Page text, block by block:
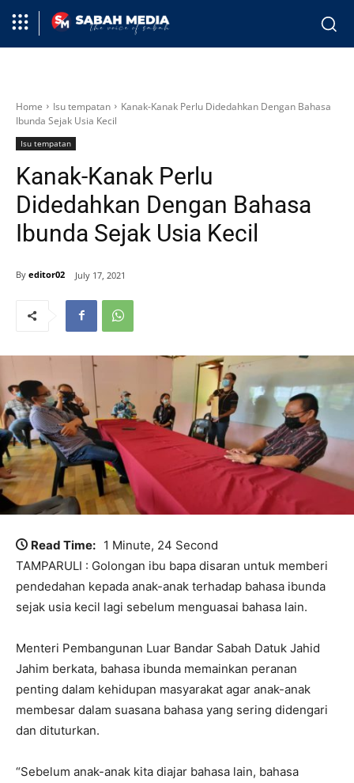
Home Isu tempatan
Kanak-Kanak Perlu Didedahkan Dengan Bahasa
Ibunda Sejak Usia Kecil
Isu tempatan
Kanak-Kanak Perlu
Didedahkan Dengan Bahasa
Ibunda Sejak Usia Kecil
By editor02 July 17, 2021
Read Time: 1 Minute, 24 Second
TAMPARULI : Golongan ibu bapa disaran untuk memberi
pendedahan kepada anak-anak terhadap bahasa ibunda
sejak usia kecil lagi sebelum menguasai bahasa lain.
Menteri Pembangunan Luar Bandar Sabah Datuk Jahid
Jahim berkata, bahasa ibunda memainkan peranan
penting dalam kehidupan masyarakat agar anak-anak
membesar dalam suasana bahasa yang sering didengari
dan dituturkan.
“Sebelum anak-anak kita diajar bahasa lain, bahasa